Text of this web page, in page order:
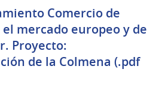
Comercio de
mercado europeo y de
Proyecto:
de la Colmena (.pdf